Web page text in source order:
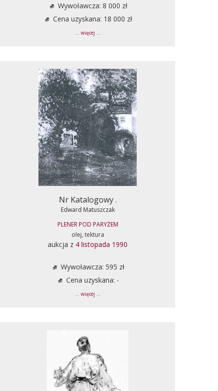
Wywoławcza: 8 000 zł
Cena uzyskana: 18 000 zł
... więcej ...
Nr Katalogowy .
Edward Matuszczak
PLENER POD PARYŻEM
olej, tektura
aukcja z 4 listopada 1990
Wywoławcza: 595 zł
Cena uzyskana: -
... więcej ...